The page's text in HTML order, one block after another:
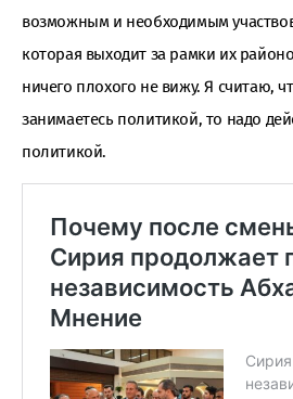
возможным и необходимым
которая выходит за рамки их
ничего плохого не вижу. Я считаю,
занимаетесь политикой, то надо
политикой.